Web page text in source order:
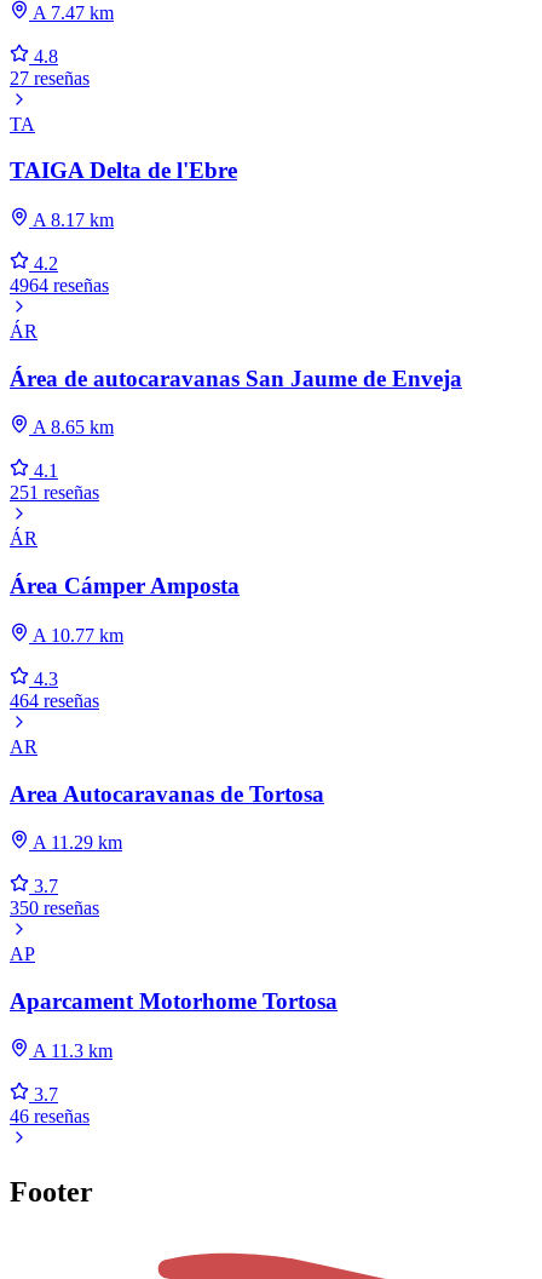
A 7.47 km
4.8
27 reseñas
TA
TAIGA Delta de l'Ebre
A 8.17 km
4.2
4964 reseñas
ÁR
Área de autocaravanas San Jaume de Enveja
A 8.65 km
4.1
251 reseñas
ÁR
Área Cámper Amposta
A 10.77 km
4.3
464 reseñas
AR
Area Autocaravanas de Tortosa
A 11.29 km
3.7
350 reseñas
AP
Aparcament Motorhome Tortosa
A 11.3 km
3.7
46 reseñas
Footer